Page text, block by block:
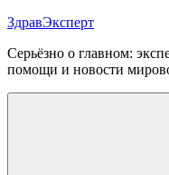
Перейти
содержимому
ЗдравЭксперт
Серьёзно о главном:
помощи и новости